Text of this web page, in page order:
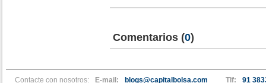
Comentarios (0)
Contacte con nosotros: E-mail: blogs@capitalbolsa.com Tlf: 91